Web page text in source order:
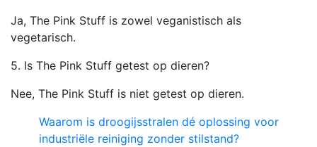
Ja, The Pink Stuff is zowel veganistisch als
vegetarisch.
5. Is The Pink Stuff getest op dieren?
Nee, The Pink Stuff is niet getest op dieren.
Waarom is droogijsstralen dé oplossing voor
industriële reiniging zonder stilstand?